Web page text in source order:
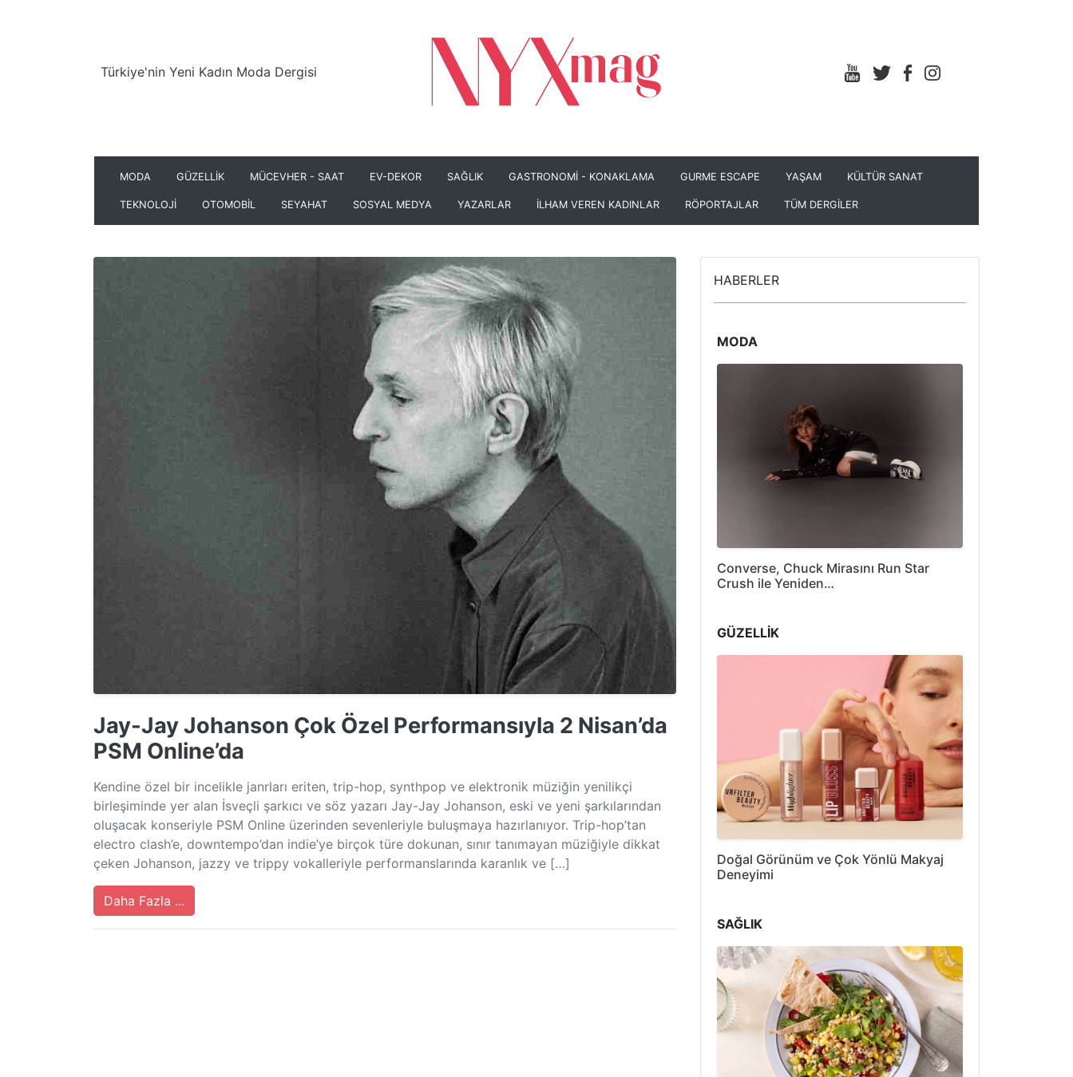
Türkiye'nin Yeni Kadın Moda Dergisi
MODA GÜZELLİK MÜCEVHER - SAAT EV-DEKOR SAĞLIK GASTRONOMİ - KONAKLAMA GURME ESCAPE YAŞAM KÜLTÜR SANAT
TEKNOLOJİ OTOMOBİL SEYAHAT SOSYAL MEDYA YAZARLAR İLHAM VEREN KADINLAR RÖPORTAJLAR TÜM DERGİLER
Jay-Jay Johanson Çok Özel Performansıyla 2 Nisan’da
PSM Online’da
Kendine özel bir incelikle janrları eriten, trip-hop, synthpop ve elektronik müziğin yenilikçi
birleşiminde yer alan İsveçli şarkıcı ve söz yazarı Jay-Jay Johanson, eski ve yeni şarkılarından
oluşacak konseriyle PSM Online üzerinden sevenleriyle buluşmaya hazırlanıyor. Trip-hop’tan
electro clash’e, downtempo’dan indie’ye birçok türe dokunan, sınır tanımayan müziğiyle dikkat
çeken Johanson, jazzy ve trippy vokalleriyle performanslarında karanlık ve […]
Daha Fazla ...
HABERLER
MODA
Converse, Chuck Mirasını Run Star
Crush ile Yeniden…
GÜZELLİK
Doğal Görünüm ve Çok Yönlü Makyaj
Deneyimi
SAĞLIK